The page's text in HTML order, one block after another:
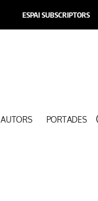
ESPAI SUBSCRIPTORS
AUTORS PORTADES